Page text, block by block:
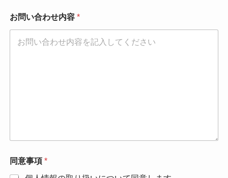
お問い合わせ内容 *
同意事項 *